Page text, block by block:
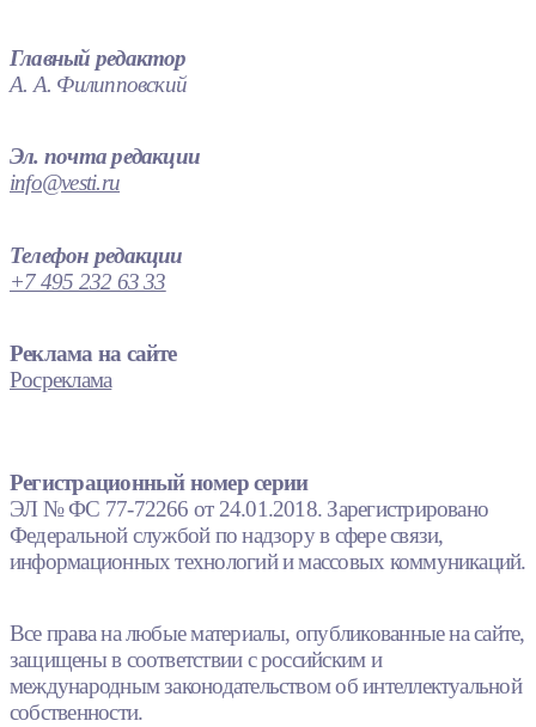
Главный редактор
А. А. Филипповский
Эл. почта редакции
info@vesti.ru
Телефон редакции
+7 495 232 63 33
Реклама на сайте
Росреклама
Регистрационный номер серии
ЭЛ № ФС 77-72266 от 24.01.2018. Зарегистрировано
Федеральной службой по надзору в сфере связи,
информационных технологий и массовых коммуникаций.
Все права на любые материалы, опубликованные на сайте,
защищены в соответствии с российским и
международным законодательством об интеллектуальной
собственности.